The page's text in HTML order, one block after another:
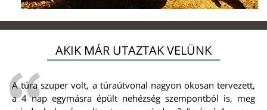
AKIK MÁR UTAZTAK VELÜNK
A túra szuper volt, a túraútvonal nagyon okosan tervezett,
a 4 nap egymásra épült nehézség szempontból is, meg